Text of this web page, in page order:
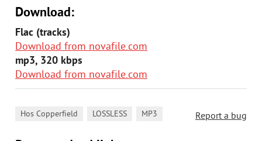
Download:
Flac (tracks)
Download from novafile.com
mp3, 320 kbps
Download from novafile.com
Report a bug
Hos Copperfield LOSSLESS MP3